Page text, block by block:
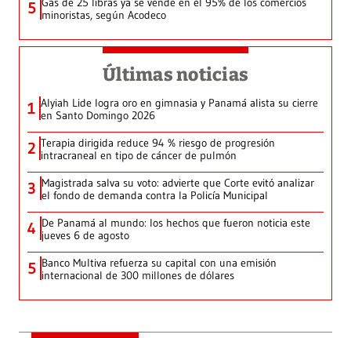
5 minoristas, según Acodeco
Últimas noticias
1 Alyiah Lide logra oro en gimnasia y Panamá alista su cierre
en Santo Domingo 2026
2 Terapia dirigida reduce 94 % riesgo de progresión
intracraneal en tipo de cáncer de pulmón
3 Magistrada salva su voto: advierte que Corte evitó analizar
el fondo de demanda contra la Policía Municipal
4 De Panamá al mundo: los hechos que fueron noticia este
jueves 6 de agosto
5 Banco Multiva refuerza su capital con una emisión
internacional de 300 millones de dólares